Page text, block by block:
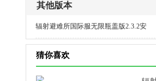
其他版本
辐射避难所国际服无限瓶盖版2.3.2安
猜你喜欢